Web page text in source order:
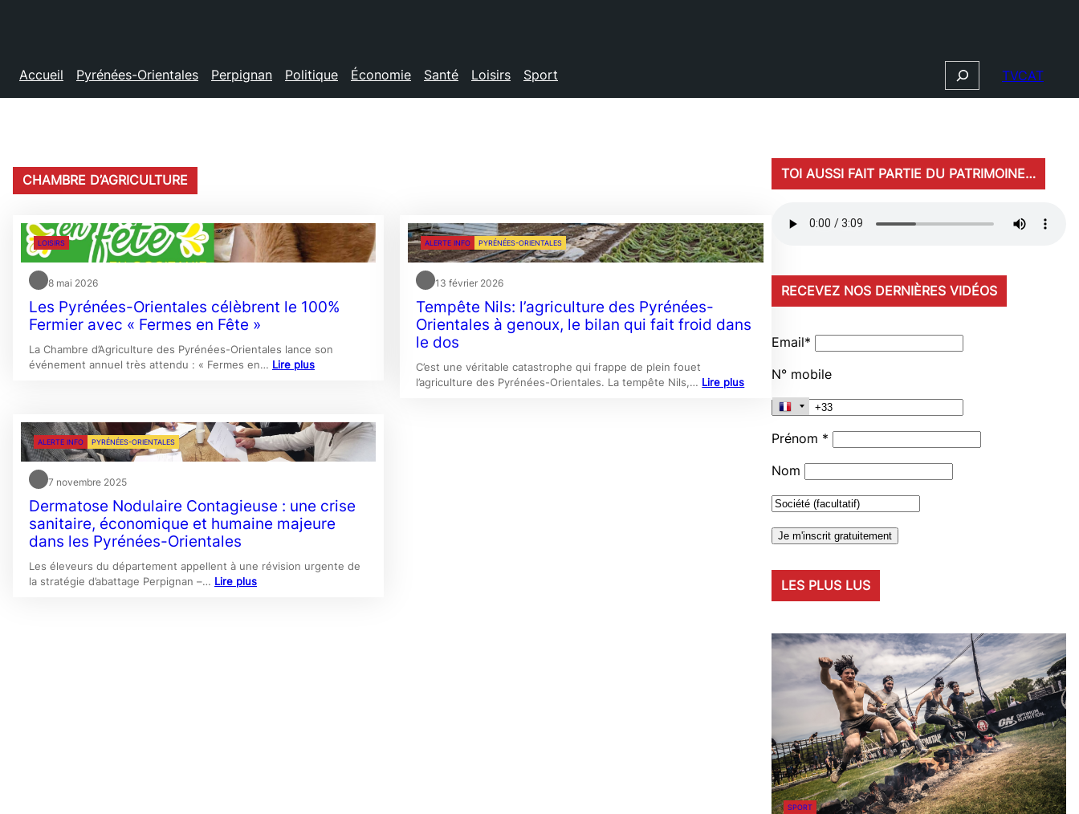
Accueil Pyrénées-Orientales Perpignan Politique Économie Santé Loisirs Sport Search TVCAT
CHAMBRE D’AGRICULTURE
LOISIRS
8 mai 2026
Les Pyrénées-Orientales célèbrent le 100%
Fermier avec « Fermes en Fête »
La Chambre d’Agriculture des Pyrénées-Orientales lance son
événement annuel très attendu : « Fermes en… Lire plus
ALERTE INFO PYRÉNÉES-ORIENTALES
13 février 2026
Tempête Nils: l’agriculture des Pyrénées-
Orientales à genoux, le bilan qui fait froid dans
le dos
C’est une véritable catastrophe qui frappe de plein fouet
l’agriculture des Pyrénées-Orientales. La tempête Nils,… Lire plus
ALERTE INFO PYRÉNÉES-ORIENTALES
7 novembre 2025
Dermatose Nodulaire Contagieuse : une crise
sanitaire, économique et humaine majeure
dans les Pyrénées-Orientales
Les éleveurs du département appellent à une révision urgente de
la stratégie d’abattage Perpignan –… Lire plus
TOI AUSSI FAIT PARTIE DU PATRIMOINE…
RECEVEZ NOS DERNIÈRES VIDÉOS
Email*
N° mobile
Prénom *
Nom
LES PLUS LUS
SPORT